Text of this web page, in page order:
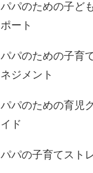
パパのための子ど
ポート
パパのための子育
ネジメント
パパのための育児
イド
パパの子育てスト